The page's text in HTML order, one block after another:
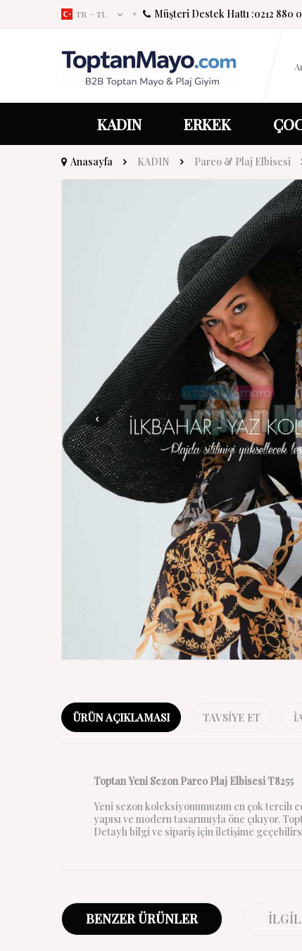
TR − TL Müşteri Destek Hattı :0212 880
KADIN ERKEK
Anasayfa KADIN Pareo & Plaj Elbisesi
ÜRÜN AÇIKLAMASI TAVSIYE ET
Toptan Yeni Sezon Pareo Plaj Elbisesi T8255
Yeni sezon koleksiyonumuzun en çok tercih
yapısı ve modern tasarımıyla öne çıkıyor.
Detaylı bilgi ve sipariş için iletişime
BENZER ÜRÜNLER